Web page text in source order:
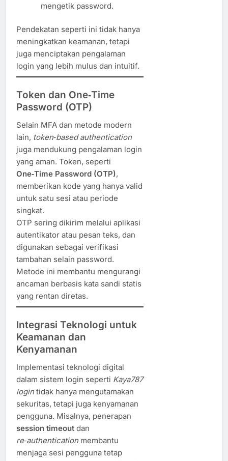
mengetik password.
Pendekatan seperti ini tidak hanya
meningkatkan keamanan, tetapi
juga menciptakan pengalaman
login yang lebih mulus dan intuitif.
Token dan One‑Time
Password (OTP)
Selain MFA dan metode modern
lain, token‑based authentication
juga mendukung pengalaman login
yang aman. Token, seperti
One‑Time Password (OTP),
memberikan kode yang hanya valid
untuk satu sesi atau periode
singkat.
OTP sering dikirim melalui aplikasi
autentikator atau pesan teks, dan
digunakan sebagai verifikasi
tambahan selain password.
Metode ini membantu mengurangi
ancaman berbasis kata sandi statis
yang rentan diretas.
Integrasi Teknologi untuk
Keamanan dan
Kenyamanan
Implementasi teknologi digital
dalam sistem login seperti Kaya787
login tidak hanya mengutamakan
sekuritas, tetapi juga kenyamanan
pengguna. Misalnya, penerapan
session timeout dan
re‑authentication membantu
menjaga sesi pengguna tetap